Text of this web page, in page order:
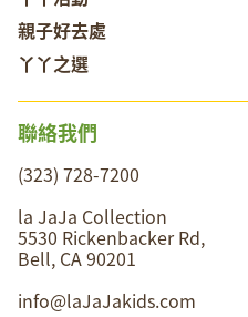
親子好去處
丫丫之選
聯絡我們
(323) 728-7200
la JaJa Collection
5530 Rickenbacker Rd,
Bell, CA 90201
info@laJaJakids.com